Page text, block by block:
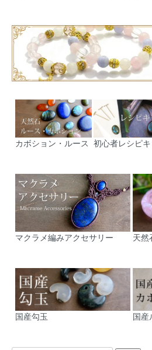
カボション・ルース 初心者レシピキ
マクラメ編みアクセサリー 天然
国産勾玉 国産